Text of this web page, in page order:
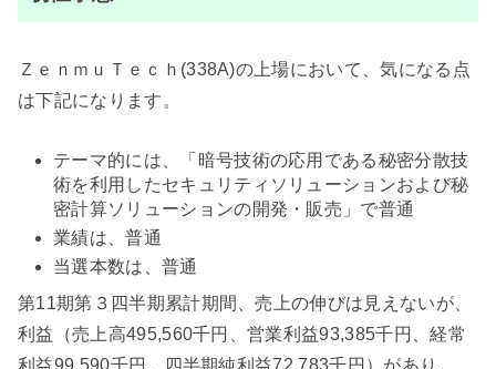
ＺｅｎｍｕＴｅｃｈ(338A)の上場において、気になる点
は下記になります。
テーマ的には、「暗号技術の応用である秘密分散技
術を利用したセキュリティソリューションおよび秘
密計算ソリューションの開発・販売」で普通
業績は、普通
当選本数は、普通
第11期第３四半期累計期間、売上の伸びは見えないが、
利益（売上高495,560千円、営業利益93,385千円、経常
利益99,590千円、四半期純利益72,783千円）があり、